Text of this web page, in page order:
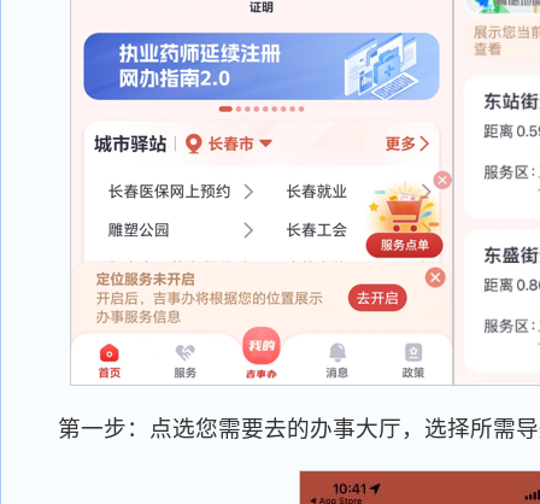
第一步：点选您需要去的办事大厅，选择所需